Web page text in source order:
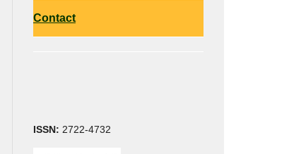
Contact
ISSN: 2722-4732